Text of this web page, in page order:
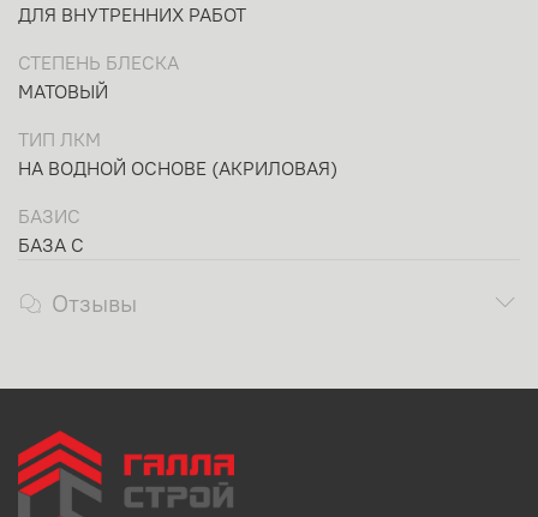
ДЛЯ ВНУТРЕННИХ РАБОТ
СТЕПЕНЬ БЛЕСКА
МАТОВЫЙ
ТИП ЛКМ
НА ВОДНОЙ ОСНОВЕ (АКРИЛОВАЯ)
БАЗИС
БАЗА C
Отзывы